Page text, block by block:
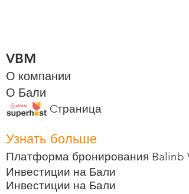
VBM
О компании
О Бали
Cтраница
Узнать больше
Платформа бронирования Balinb
Инвестиции на Бали
Инвестиции на Бали